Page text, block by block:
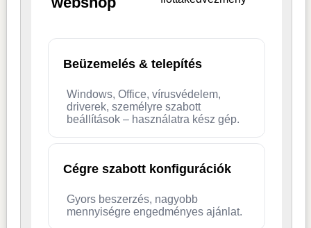
Beüzemelés & telepítés
Windows, Office, vírusvédelem,
driverek, személyre szabott
beállítások – használatra kész gép.
Cégre szabott konfigurációk
Gyors beszerzés, nagyobb
mennyiségre engedményes ajánlat.